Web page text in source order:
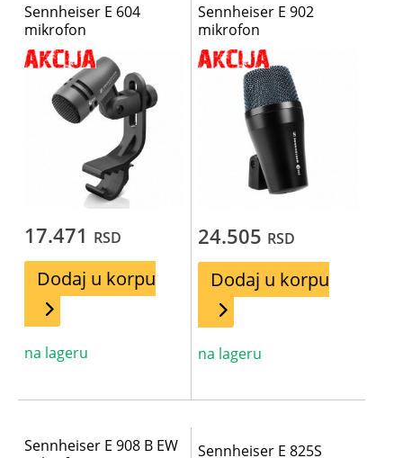
Sennheiser E 604
mikrofon
17.471 RSD
Dodaj u korpu
na lageru
Sennheiser E 902
mikrofon
24.505 RSD
Dodaj u korpu
na lageru
Sennheiser E 908 B EW
Sennheiser E 825S